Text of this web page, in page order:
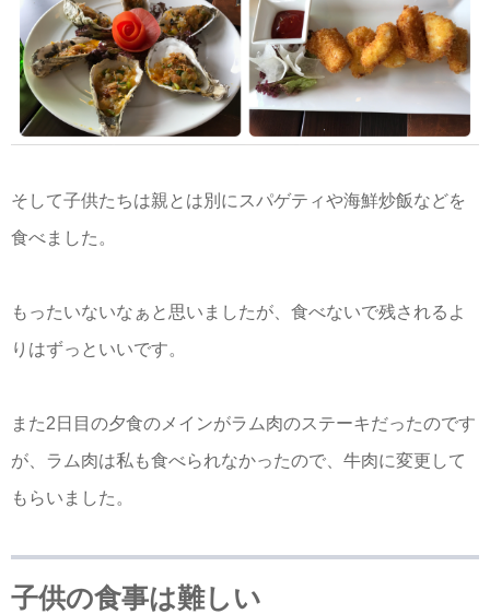
そして子供たちは親とは別にスパゲティや海鮮炒飯などを
食べました。
もったいないなぁと思いましたが、食べないで残されるよ
りはずっといいです。
また2日目の夕食のメインがラム肉のステーキだったのです
が、ラム肉は私も食べられなかったので、牛肉に変更して
もらいました。
子供の食事は難しい